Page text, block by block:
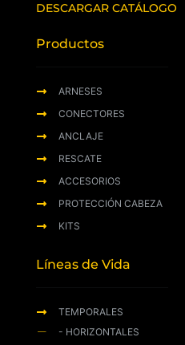
DESCARGAR CATÁLOGO
Productos
ARNESES
CONECTORES
ANCLAJE
RESCATE
ACCESORIOS
PROTECCIÓN CABEZA
KITS
Líneas de Vida
TEMPORALES
- HORIZONTALES